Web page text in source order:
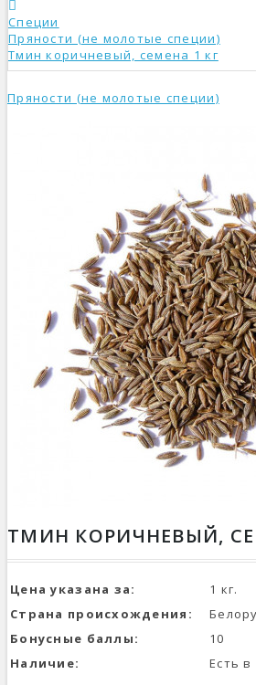
Специи
Пряности (не молотые специи)
Тмин коричневый, семена 1 кг
Пряности (не молотые специи)
ТМИН КОРИЧНЕВЫЙ,
Цена указана за:
1 кг.
Страна происхождения:
Бонусные баллы:
10
Наличие:
Есть